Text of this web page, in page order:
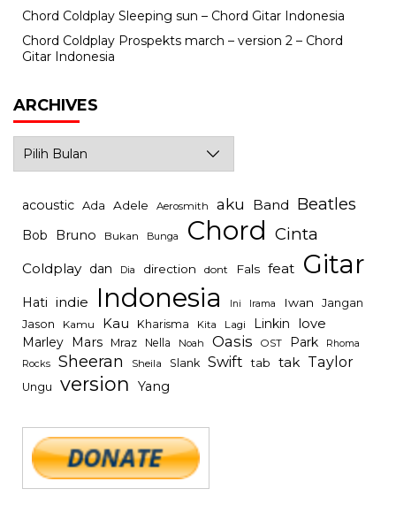
Chord Coldplay Sleeping sun – Chord Gitar Indonesia
Chord Coldplay Prospekts march – version 2 – Chord
Gitar Indonesia
ARCHIVES
acoustic Ada Adele Aerosmith aku Band Beatles
Bob Bruno Bukan Bunga Chord Cinta
Coldplay dan Dia direction dont Fals feat Gitar
Hati indie Indonesia Ini Irama Iwan Jangan
Jason Kamu Kau Kharisma Kita Lagi Linkin love
Marley Mars Mraz Nella Noah Oasis OST Park Rhoma
Rocks Sheeran Sheila Slank Swift tab tak Taylor
Ungu version Yang